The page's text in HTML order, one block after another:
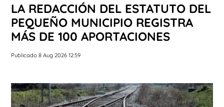
LA REDACCIÓN DEL ESTATUTO DEL
PEQUEÑO MUNICIPIO REGISTRA
MÁS DE 100 APORTACIONES
Publicado 8 Aug 2026 12:59